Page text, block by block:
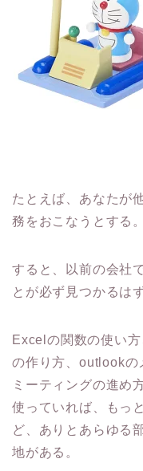
たとえば、あなたが
務をおこなうとする。
すると、以前の会社
とが必ず見つかるは
Excelの関数の使い
の作り方、outlookの
ミーティングの進め
使っていれば、もっ
ど、ありとあらゆる
地がある。